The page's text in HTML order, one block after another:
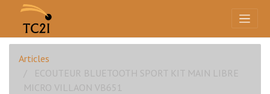
Articles
ECOUTEUR BLUETOOTH SPORT KIT MAIN LIBRE
MICRO VILLAON VB651